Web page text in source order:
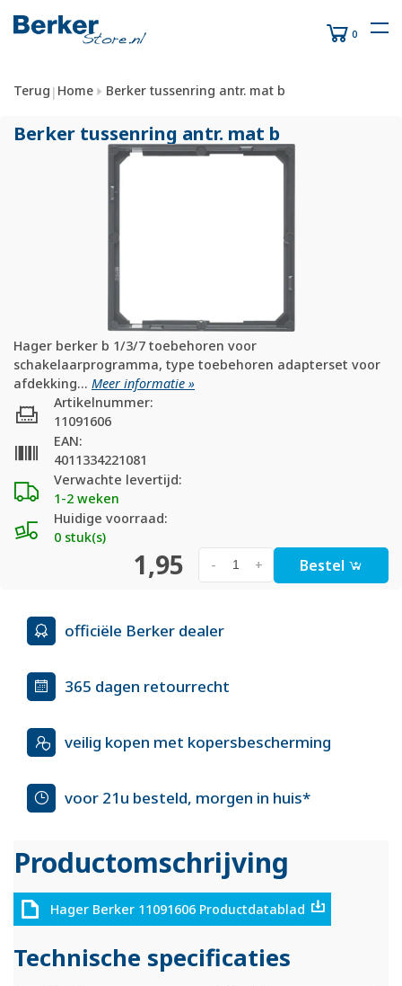
0
Terug | Home Berker tussenring antr. mat b
Berker tussenring antr. mat b
Hager berker b 1/3/7 toebehoren voor
schakelaarprogramma, type toebehoren adapterset voor
afdekking... Meer informatie »
Verwachte levertijd:
1-2 weken
Huidige voorraad:
0 stuk(s)
Artikelnummer:
11091606
EAN:
4011334221081
1,95 +
- Bestel
officiële Berker dealer
365 dagen retourrecht
veilig kopen met kopersbescherming
voor 21u besteld, morgen in huis*
Productomschrijving
Hager Berker 11091606 Productdatablad
Technische specificaties